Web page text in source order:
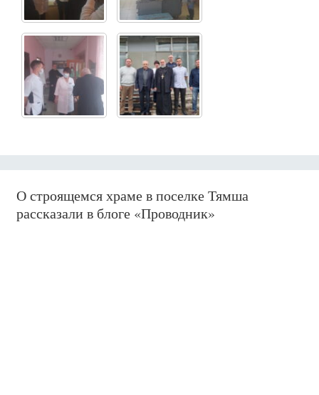
О строящемся храме в поселке Тямша
рассказали в блоге «Проводник»